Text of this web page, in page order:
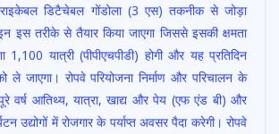
डिटैचेबल गोंडोला (3 एस) तकनीक से जोड़ा
इस तरीके से तैयार किया जाएगा जिससे इसकी क्षमता
1,100 यात्री (पीपीएचपीडी) होगी और यह प्रतिदिन
ले जाएगा। रोपवे परियोजना निर्माण और परिचालन के
वर्ष आतिथ्य, यात्रा, खाद्य और पेय (एफ एंड बी) और
उद्योगों में रोजगार के पर्याप्त अवसर पैदा करेगी। रोपवे